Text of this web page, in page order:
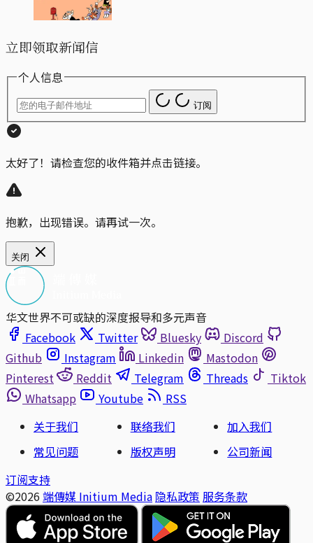
立即领取新闻信
个人信息
订阅
太好了！请检查您的收件箱并点击链接。
抱歉，出现错误。请再试一次。
关闭
华文世界不可或缺的深度报导和多元声音
Facebook
Twitter Bluesky
Discord
Github
Instagram Linkedin
Mastodon
Pinterest
Reddit Telegram Threads
Tiktok
Whatsapp
Youtube
RSS
关于我们
联络我们
加入我们
常见问题
版权声明
公司新闻
订阅支持
©2026 端傳媒 Initium Media 隐私政策 服务条款